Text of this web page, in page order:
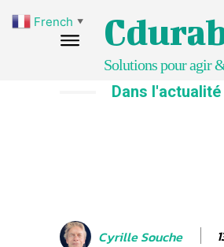
Solutions pour agir
Dans l'actualité
Cyrille Souche
French ▼